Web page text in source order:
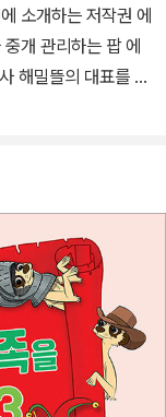
소개하는 저작권 에
개 관리하는 팝 에
해밀뜰의 대표를 맡
틀 땅속으로 지구탐